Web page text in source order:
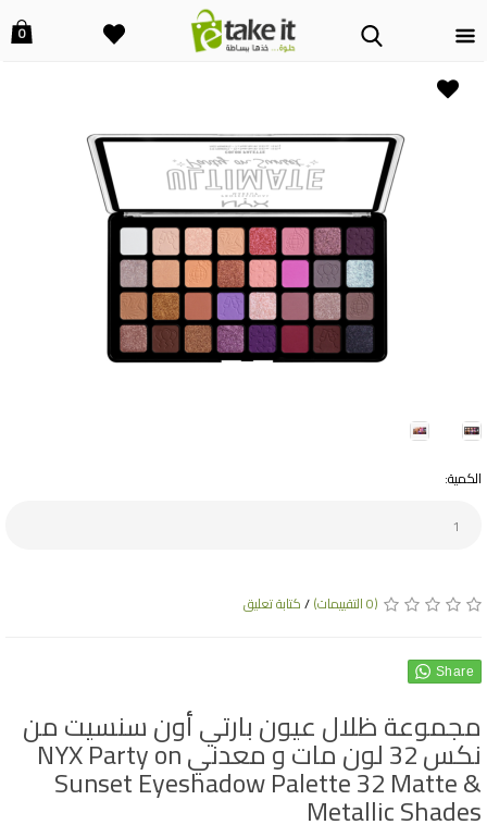
0
الكمية:
(0 التقييمات) /كتابة تعليق
Share
مجموعة ظلال عيون بارتي أون سنسيت من
نكس 32 لون مات و معدني NYX Party on
Sunset Eyeshadow Palette 32 Matte &
Metallic Shades